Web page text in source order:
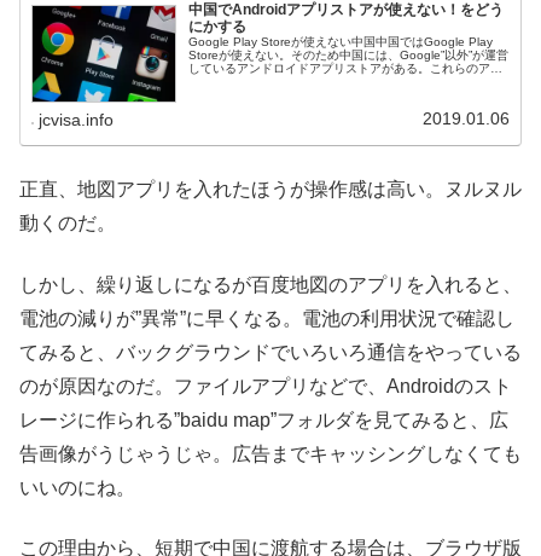
中国でAndroidアプリストアが使えない！をどう
にかする
Google Play Storeが使えない中国中国ではGoogle Play
Storeが使えない。そのため中国には、Google”以外”が運営
しているアンドロイドアプリストアがある。これらのアプ
jcvisa.info 2019.01.06
正直、地図アプリを入れたほうが操作感は高い。ヌルヌル
動くのだ。
しかし、繰り返しになるが百度地図のアプリを入れると、
電池の減りが”異常”に早くなる。電池の利用状況で確認し
てみると、バックグラウンドでいろいろ通信をやっている
のが原因なのだ。ファイルアプリなどで、Androidのスト
レージに作られる”baidu map”フォルダを見てみると、広
告画像がうじゃうじゃ。広告までキャッシングしなくても
いいのにね。
この理由から、短期で中国に渡航する場合は、ブラウザ版